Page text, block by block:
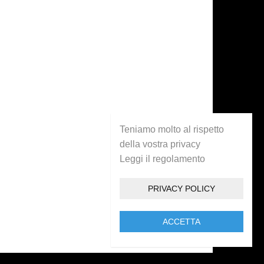
Teniamo molto al rispetto
della vostra privacy
Leggi il regolamento
PRIVACY POLICY
ACCETTA